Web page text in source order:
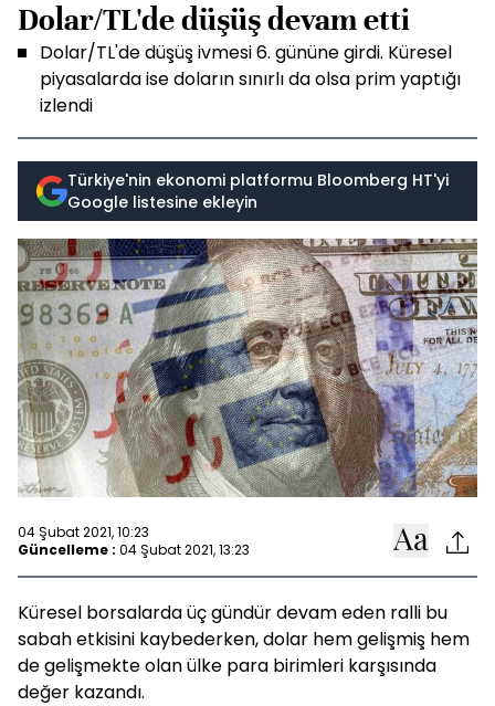
Dolar/TL'de düşüş devam etti
Dolar/TL'de düşüş ivmesi 6. gününe girdi. Küresel
piyasalarda ise doların sınırlı da olsa prim yaptığı
izlendi
Türkiye'nin ekonomi platformu Bloomberg HT'yi
Google listesine ekleyin
04 Şubat 2021, 10:23
Güncelleme : 04 Şubat 2021, 13:23
Küresel borsalarda üç gündür devam eden ralli bu
sabah etkisini kaybederken, dolar hem gelişmiş hem
de gelişmekte olan ülke para birimleri karşısında
değer kazandı.